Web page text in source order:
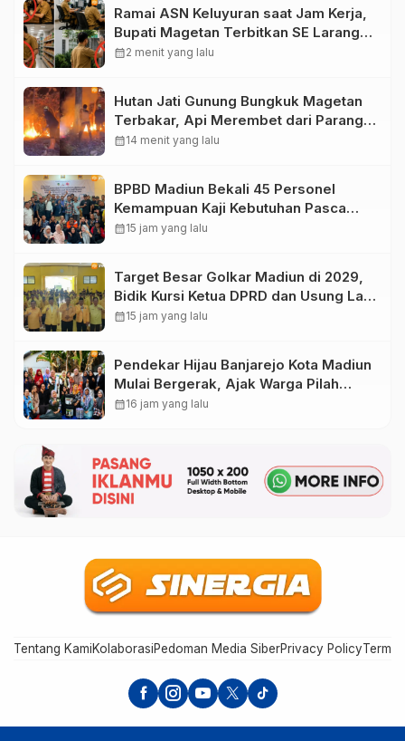
Ramai ASN Keluyuran saat Jam Kerja,
Bupati Magetan Terbitkan SE Larang
Ngopi hingga Belanja
calendar_month2 menit yang lalu
Hutan Jati Gunung Bungkuk Magetan
Terbakar, Api Merembet dari Parang
Hill akibat Angin Kencang
calendar_month14 menit yang lalu
BPBD Madiun Bekali 45 Personel
Kemampuan Kaji Kebutuhan Pasca
Bencana
calendar_month15 jam yang lalu
Target Besar Golkar Madiun di 2029,
Bidik Kursi Ketua DPRD dan Usung Lagi
Hari Wuryanto
calendar_month15 jam yang lalu
Pendekar Hijau Banjarejo Kota Madiun
Mulai Bergerak, Ajak Warga Pilah
Sampah dari Rumah
calendar_month16 jam yang lalu
Tentang KamiKolaborasiPedoman Media SiberPrivacy PolicyTerms